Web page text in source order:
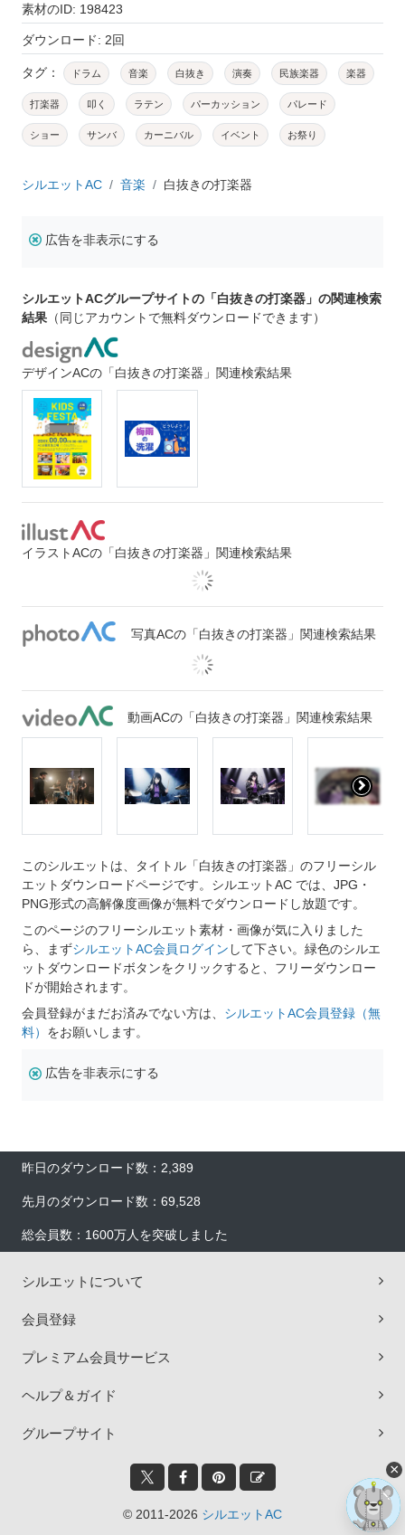
素材のID: 198423
ダウンロード: 2回
タグ： ドラム 音楽 白抜き 演奏 民族楽器 楽器
打楽器 叩く ラテン パーカッション パレード
ショー サンバ カーニバル イベント お祭り
シルエットAC 音楽 白抜きの打楽器
広告を非表示にする
シルエットACグループサイトの「白抜きの打楽器」の関連検索
結果 （同じアカウントで無料ダウンロードできます）
デザインACの「白抜きの打楽器」関連検索結果
イラストACの「白抜きの打楽器」関連検索結果
写真ACの「白抜きの打楽器」関連検索結果
動画ACの「白抜きの打楽器」関連検索結果
このシルエットは、タイトル「白抜きの打楽器」のフリーシル
エットダウンロードページです。シルエットAC では、JPG・
PNG形式の高解像度画像が無料でダウンロードし放題です。
このページのフリーシルエット素材・画像が気に入りました
ら、まずシルエットAC会員ログイン して下さい。緑色のシルエ
ットダウンロードボタンをクリックすると、フリーダウンロー
ドが開始されます。
会員登録がまだお済みでない方は、 シルエットAC会員登録（無
料） をお願いします。
広告を非表示にする
昨日のダウンロード数：2,389
先月のダウンロード数：69,528
総会員数：1600万人を突破しました
シルエットについて
会員登録
プレミアム会員サービス
ヘルプ＆ガイド
グループサイト
© 2011-2026 シルエットAC
×